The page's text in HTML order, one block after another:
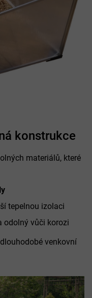
konstrukce
materiálů, které
tepelnou izolaci
odolný vůči korozi
venkovní